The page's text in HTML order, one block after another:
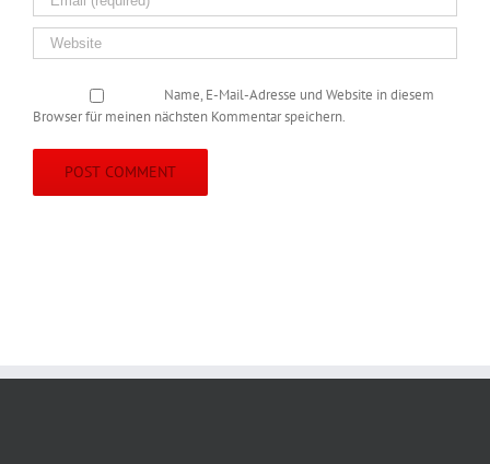
Name, E-Mail-Adresse und Website in diesem
Browser für meinen nächsten Kommentar speichern.